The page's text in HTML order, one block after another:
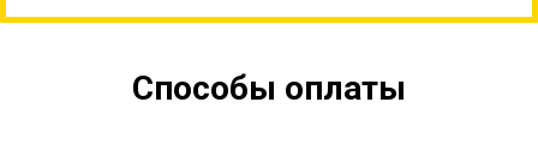
Способы оплаты